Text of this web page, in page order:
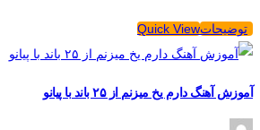
توضیحاتQuick View
آموزش آهنگ دارم یخ میزنم از ۲۵ باند با پیانو